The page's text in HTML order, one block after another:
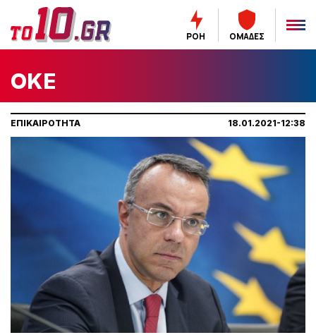
ΡΟΗ ΟΜΑΔΕΣ
ΟΚΕ
ΕΠΙΚΑΙΡΟΤΗΤΑ 18.01.2021-12:38